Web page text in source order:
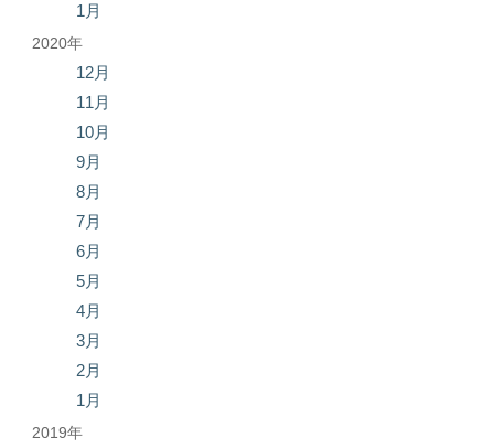
1月
2020年
12月
11月
10月
9月
8月
7月
6月
5月
4月
3月
2月
1月
2019年